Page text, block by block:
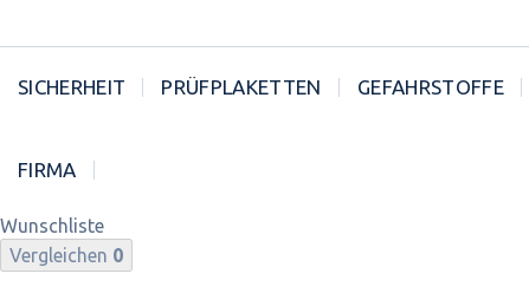
SICHERHEIT PRÜFPLAKETTEN GEFAHRSTOFFE
FIRMA
Wunschliste
Vergleichen 0